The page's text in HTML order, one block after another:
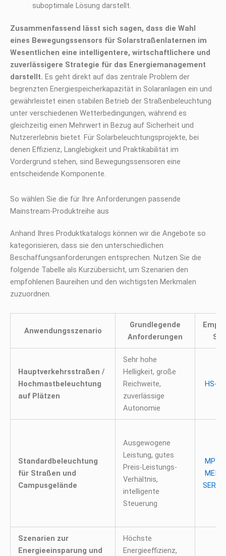
suboptimale Lösung darstellt.
Zusammenfassend lässt sich sagen, dass die Wahl
eines Bewegungssensors für Solarstraßenlaternen im
Wesentlichen eine intelligentere, wirtschaftlichere und
zuverlässigere Strategie für das Energiemanagement
darstellt. Es geht direkt auf das zentrale Problem der
begrenzten Energiespeicherkapazität in Solaranlagen ein und
gewährleistet einen stabilen Betrieb der Straßenbeleuchtung
unter verschiedenen Wetterbedingungen, während es
gleichzeitig einen Mehrwert in Bezug auf Sicherheit und
Nutzererlebnis bietet. Für Solarbeleuchtungsprojekte, bei
denen Effizienz, Langlebigkeit und Praktikabilität im
Vordergrund stehen, sind Bewegungssensoren eine
entscheidende Komponente.
So wählen Sie die für Ihre Anforderungen passende
Mainstream-Produktreihe aus
Anhand Ihres Produktkatalogs können wir die Angebote so
kategorisieren, dass sie den unterschiedlichen
Beschaffungsanforderungen entsprechen. Nutzen Sie die
folgende Tabelle als Kurzübersicht, um Szenarien den
empfohlenen Baureihen und den wichtigsten Merkmalen
zuzuordnen.
Anwendungsszenario
Grundlegende
Anforderungen
Hauptverkehrsstraßen /
Hochmastbeleuchtung
auf Plätzen
Sehr hohe
Helligkeit, große
Reichweite,
zuverlässige
Autonomie
HS-
Standardbeleuchtung
für Straßen und
Campusgelände
Ausgewogene
Leistung, gutes
Preis-Leistungs-
Verhältnis,
intelligente
Steuerung
MP-
MEINE
SERIE
Szenarien zur
Energieeinsparung und
Höchste
Energieeffizienz,